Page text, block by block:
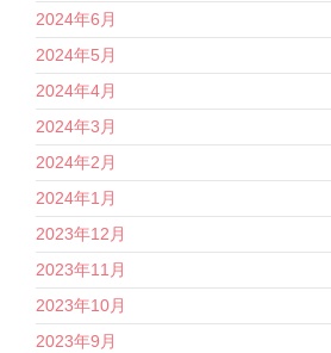
2024年6月
2024年5月
2024年4月
2024年3月
2024年2月
2024年1月
2023年12月
2023年11月
2023年10月
2023年9月